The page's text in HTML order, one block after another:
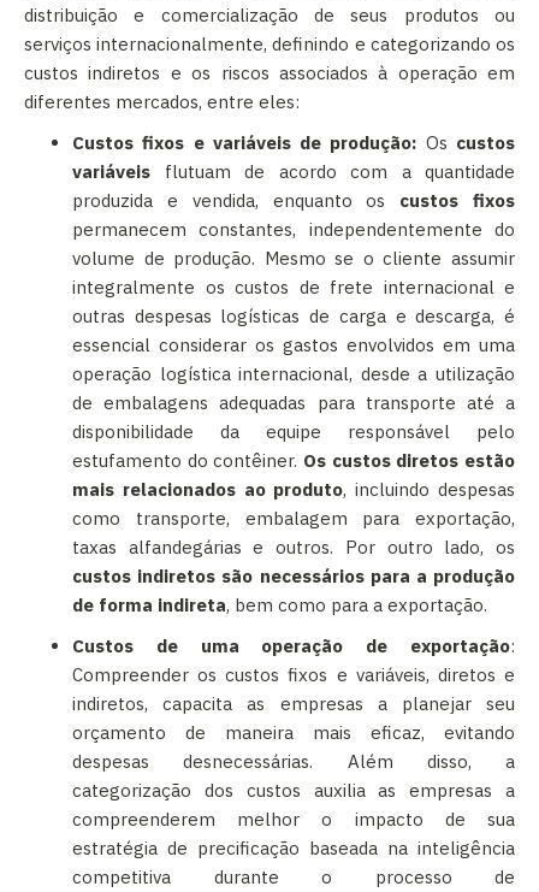
distribuição e comercialização de seus produtos ou
serviços internacionalmente, definindo e categorizando os
custos indiretos e os riscos associados à operação em
diferentes mercados, entre eles:
Custos fixos e variáveis de produção: Os custos
variáveis flutuam de acordo com a quantidade
produzida e vendida, enquanto os custos fixos
permanecem constantes, independentemente do
volume de produção. Mesmo se o cliente assumir
integralmente os custos de frete internacional e
outras despesas logísticas de carga e descarga, é
essencial considerar os gastos envolvidos em uma
operação logística internacional, desde a utilização
de embalagens adequadas para transporte até a
disponibilidade da equipe responsável pelo
estufamento do contêiner. Os custos diretos estão
mais relacionados ao produto, incluindo despesas
como transporte, embalagem para exportação,
taxas alfandegárias e outros. Por outro lado, os
custos indiretos são necessários para a produção
de forma indireta, bem como para a exportação.
Custos de uma operação de exportação:
Compreender os custos fixos e variáveis, diretos e
indiretos, capacita as empresas a planejar seu
orçamento de maneira mais eficaz, evitando
despesas desnecessárias. Além disso, a
categorização dos custos auxilia as empresas a
compreenderem melhor o impacto de sua
estratégia de precificação baseada na inteligência
competitiva durante o processo de